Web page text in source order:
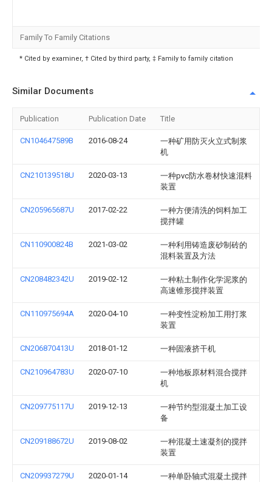
Family To Family Citations
* Cited by examiner, † Cited by third party, ‡ Family to family citation
Similar Documents
Publication Publication Date Title
CN104647589B 2016-08-24
一种矿用防灭火立式制浆
机
CN210139518U 2020-03-13
一种pvc防水卷材快速混料
装置
CN205965687U 2017-02-22
一种方便清洗的饲料加工
搅拌罐
CN110900824B 2021-03-02
一种利用铸造废砂制砖的
混料装置及方法
CN208482342U 2019-02-12
一种粘土制作化学泥浆的
高速锥形搅拌装置
CN110975694A 2020-04-10
一种变性淀粉加工用打浆
装置
CN206870413U 2018-01-12 一种固液挤干机
CN210964783U 2020-07-10
一种地板原材料混合搅拌
机
CN209775117U 2019-12-13
一种节约型混凝土加工设
备
CN209188672U 2019-08-02
一种混凝土速凝剂的搅拌
装置
CN209937279U 2020-01-14
一种单卧轴式混凝土搅拌